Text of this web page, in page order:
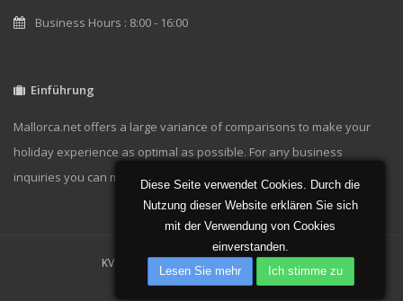
Business Hours : 8:00 - 16:00
Einführung
Mallorca.net offers a large variance of comparisons to make your
holiday experience as optimal as possible. For any business
inquiries you can message us atinfo@kv.de.
KV GmbH 2019 | Powered by KV GmbH
Diese Seite verwendet Cookies. Durch die
Nutzung dieser Website erklären Sie sich
mit der Verwendung von Cookies
einverstanden.
Lesen Sie mehr
Ich stimme zu